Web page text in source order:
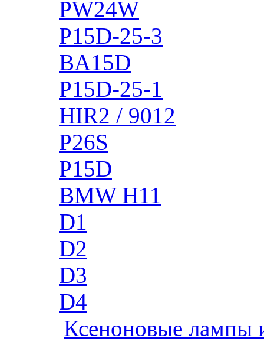
PW24W
P15D-25-3
BA15D
P15D-25-1
HIR2 / 9012
P26S
P15D
BMW H11
D1
D2
D3
D4
Ксеноновые лампы